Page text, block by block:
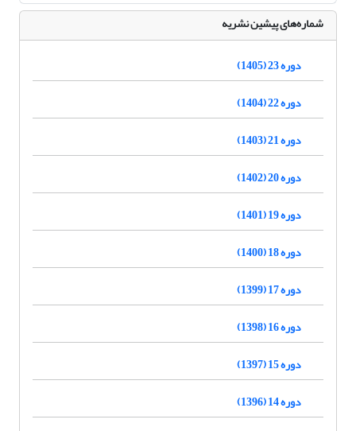
شماره‌های پیشین نشریه
دوره 23 (1405)
دوره 22 (1404)
دوره 21 (1403)
دوره 20 (1402)
دوره 19 (1401)
دوره 18 (1400)
دوره 17 (1399)
دوره 16 (1398)
دوره 15 (1397)
دوره 14 (1396)